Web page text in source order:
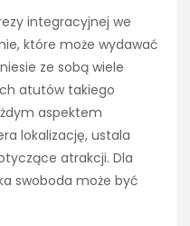
integracyjnej we
które może wydawać
ze sobą wiele
atutów takiego
aspektem
lokalizację, ustala
atrakcji. Dla
swoboda może być